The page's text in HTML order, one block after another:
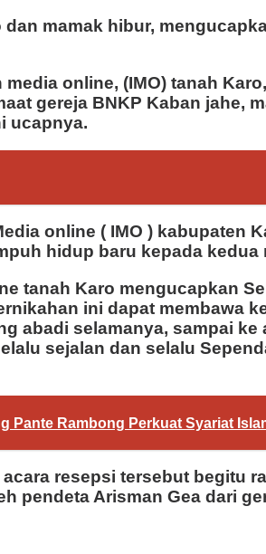
mamak hibur,
online, (IMO) tanah
gereja BNKP Kaban jahe,
ucapnya.
online ( IMO )
hidup baru kepada kedua
tanah Karo mengucapkan
ini dapat membawa
abadi selamanya, sampai
sejalan dan selalu
Pante Rambong Perkuat Syariat
resepsi tersebut begitu
pendeta Arisman Gea dari